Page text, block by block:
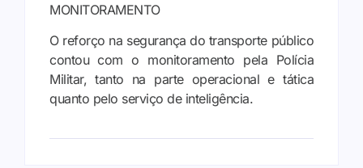
MONITORAMENTO
O reforço na segurança do transporte público
contou com o monitoramento pela Polícia
Militar, tanto na parte operacional e tática
quanto pelo serviço de inteligência.